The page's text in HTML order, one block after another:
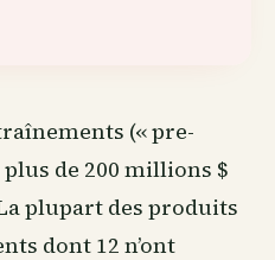
(« pre-
de 200 millions $
plupart des produits
dont 12 n’ont